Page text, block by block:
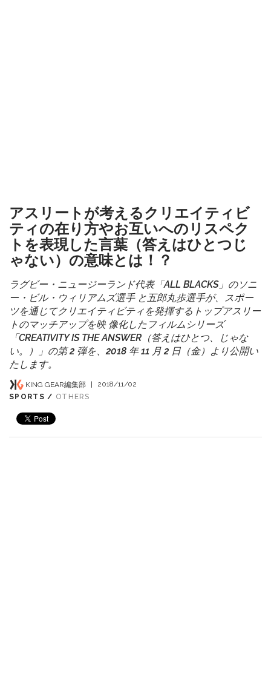
アスリートが考えるクリエイティビ
ティの在り方やお互いへのリスペク
トを表現した言葉（答えはひとつじ
ゃない）の意味とは！？
ラグビー・ニュージーランド代表「ALL BLACKS」のソニ
ー・ビル・ウィリアムズ選手 と五郎丸歩選手が、スポー
ツを通じてクリエイティビティを発揮するトップアスリー
トのマッチアップを映 像化したフィルムシリーズ
「CREATIVITY IS THE ANSWER（答えはひとつ、じゃな
い。）」の第 2 弾を、2018 年 11 月 2 日（金）より公開い
たします。
KING GEAR編集部 |
2018/11/02
SPORTS / OTHERS